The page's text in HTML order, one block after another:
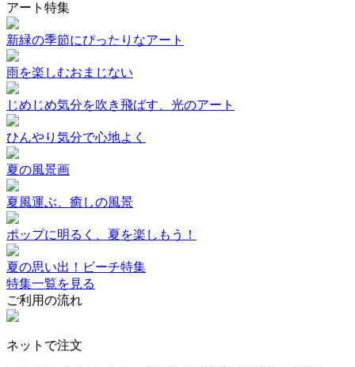
アート特集
新緑の季節にぴったりなアート
雨を楽しむおまじない
じめじめ気分を吹き飛ばす、光のアート
ひんやり気分で心地よく
夏の風景画
夏風運ぶ、癒しの風景
ポップに明るく、夏を楽しもう！
夏の思い出！ビーチ特集
特集一覧を見る
ご利用の流れ
ネットで注文